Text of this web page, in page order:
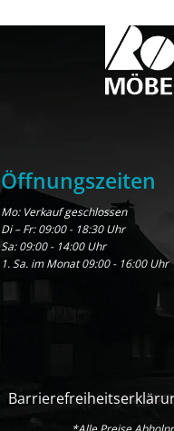
Öffnungszeiten
Mo: Verkauf geschlossen
Di – Fr: 09:00 - 18:30 Uhr
Sa: 09:00 - 14:00 Uhr
1. Sa. im Monat 09:00 - 16:00 Uhr